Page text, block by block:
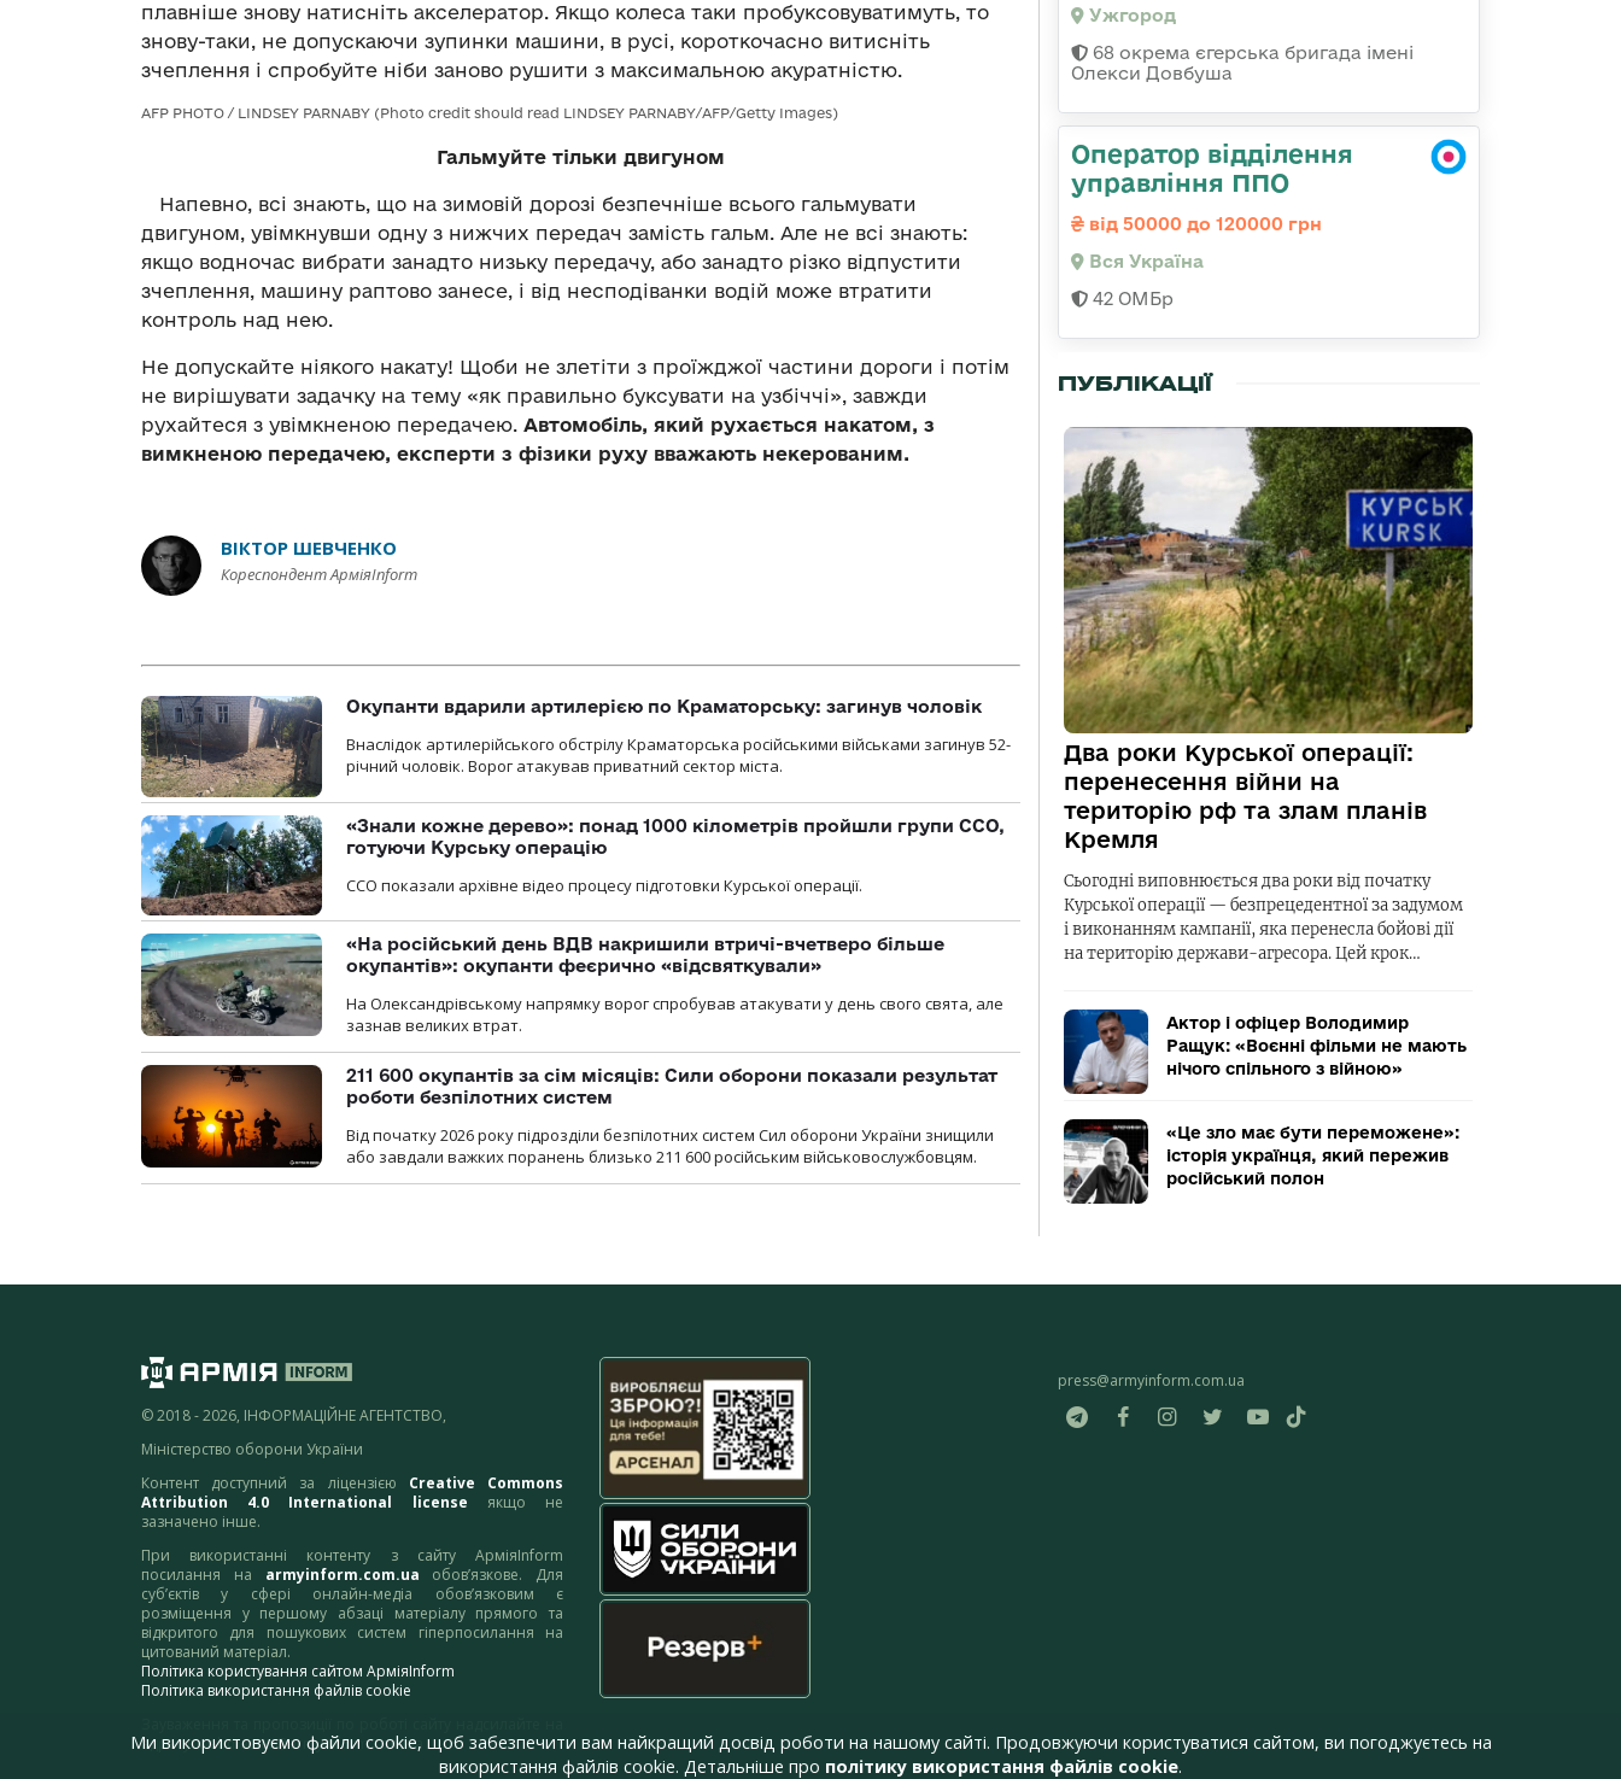
плавніше знову натисніть акселератор. Якщо колеса таки пробуксовуватимуть, то
знову-таки, не допускаючи зупинки машини, в русі, короткочасно витисніть
зчеплення і спробуйте ніби заново рушити з максимальною акуратністю.
AFP PHOTO / LINDSEY PARNABY (Photo credit should read LINDSEY PARNABY/AFP/Getty Images)
Гальмуйте тільки двигуном
Напевно, всі знають, що на зимовій дорозі безпечніше всього гальмувати
двигуном, увімкнувши одну з нижчих передач замість гальм. Але не всі знають:
якщо водночас вибрати занадто низьку передачу, або занадто різко відпустити
зчеплення, машину раптово занесе, і від несподіванки водій може втратити
контроль над нею.
Не допускайте ніякого накату! Щоби не злетіти з проїжджої частини дороги і потім
не вирішувати задачку на тему «як правильно буксувати на узбіччі», завжди
рухайтеся з увімкненою передачею. Автомобіль, який рухається накатом, з
вимкненою передачею, експерти з фізики руху вважають некерованим.
ВІКТОР ШЕВЧЕНКО
Кореспондент АрміяInform
Окупанти вдарили артилерією по Краматорську: загинув чоловік
Внаслідок артилерійського обстрілу Краматорська російськими військами загинув 52-
річний чоловік. Ворог атакував приватний сектор міста.
«Знали кожне дерево»: понад 1000 кілометрів пройшли групи ССО,
готуючи Курську операцію
ССО показали архівне відео процесу підготовки Курської операції.
«На російський день ВДВ накришили втричі-вчетверо більше
окупантів»: окупанти феєрично «відсвяткували»
На Олександрівському напрямку ворог спробував атакувати у день свого свята, але
зазнав великих втрат.
211 600 окупантів за сім місяців: Сили оборони показали результат
роботи безпілотних систем
Від початку 2026 року підрозділи безпілотних систем Сил оборони України знищили
або завдали важких поранень близько 211 600 російським військовослужбовцям.
Ужгород
68 окрема єгерська бригада імені
Олекси Довбуша
Оператор відділення
управління ППО
від 50000 до 120000 грн
Вся Україна
42 ОМБр
ПУБЛІКАЦІЇ
Два роки Курської операції:
перенесення війни на
територію рф та злам планів
Кремля
Сьогодні виповнюється два роки від початку
Курської операції — безпрецедентної за задумом
і виконанням кампанії, яка перенесла бойові дії
на територію держави-агресора. Цей крок…
Актор і офіцер Володимир
Ращук: «Воєнні фільми не мають
нічого спільного з війною»
«Це зло має бути переможене»:
історія українця, який пережив
російський полон
© 2018 - 2026, ІНФОРМАЦІЙНЕ АГЕНТСТВО,
Міністерство оборони України
Контент доступний за ліцензією Creative Commons
Attribution 4.0 International license якщо не
зазначено інше.
При використанні контенту з сайту АрміяInform
посилання на armyinform.com.ua обов’язкове. Для
суб’єктів у сфері онлайн-медіа обов’язковим є
розміщення у першому абзаці матеріалу прямого та
відкритого для пошукових систем гіперпосилання на
цитований матеріал.
Політика користування сайтом АрміяInform
Політика використання файлів cookie
адресу:webmaster@armyinform.com.ua
press@armyinform.com.ua
Ми використовуємо файли cookie, щоб забезпечити вам найкращий досвід роботи на нашому сайті. Продовжуючи користуватися сайтом, ви погоджуєтесь на
використання файлів cookie. Детальніше про політику використання файлів cookie.